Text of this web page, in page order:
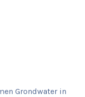
Grondwater in